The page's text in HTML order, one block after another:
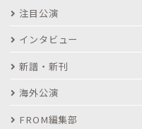
注目公演
インタビュー
新譜・新刊
海外公演
FROM編集部